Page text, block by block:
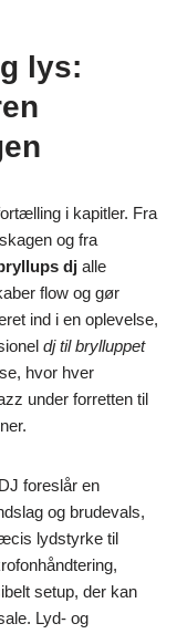
lys:
i kapitler. Fra
og fra
dj alle
flow og gør
ind i en oplevelse,
dj til brylluppet
hvor hver
under forretten til
foreslår en
og brudevals,
lydstyrke til
setup, der kan
Lyd- og